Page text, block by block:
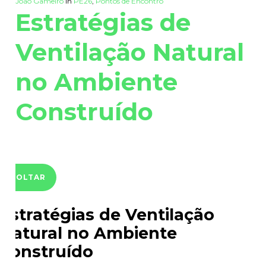
Estratégias de
Ventilação Natural
no Ambiente
Construído
VOLTAR
de Ventilação
no Ambiente